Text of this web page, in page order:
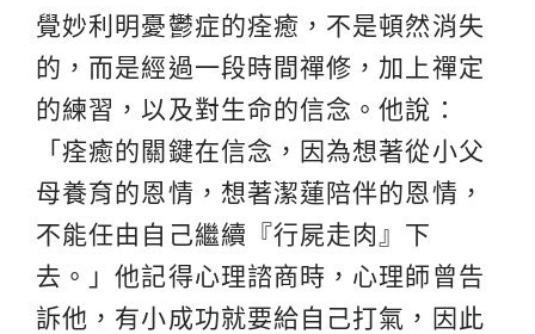
覺妙利明憂鬱症的痊癒，不是頓然消失
的，而是經過一段時間禪修，加上禪定
的練習，以及對生命的信念。他說：
「痊癒的關鍵在信念，因為想著從小父
母養育的恩情，想著潔蓮陪伴的恩情，
不能任由自己繼續『行屍走肉』下
去。」他記得心理諮商時，心理師曾告
訴他，有小成功就要給自己打氣，因此